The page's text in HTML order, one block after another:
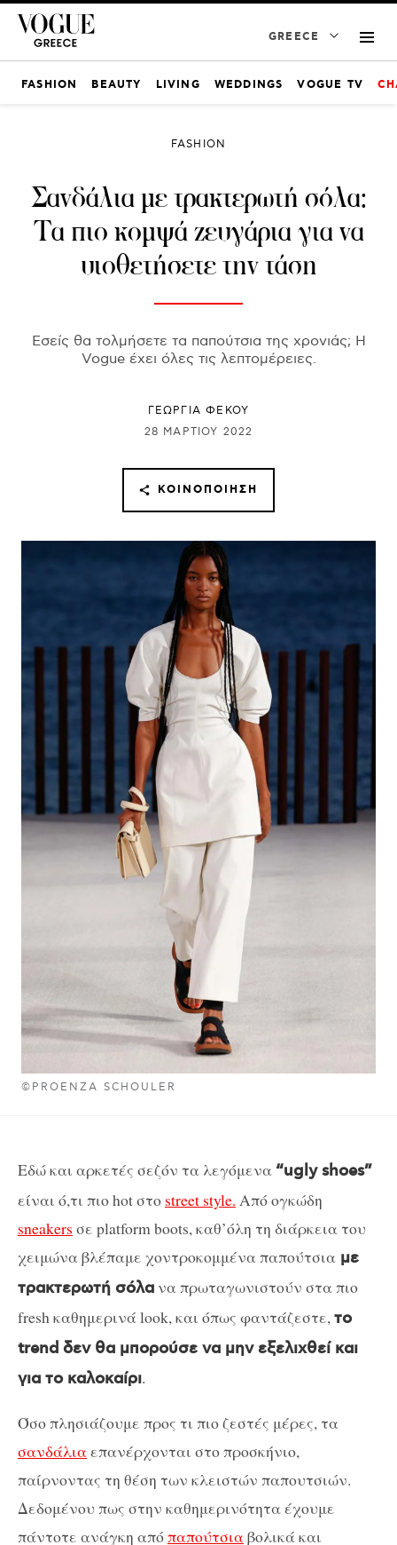
GREECE
FASHION BEAUTY LIVING WEDDINGS VOGUE TV
©PROENZA SCHOULER
FASHION
Σανδάλια με τρακτερωτή σόλα:
Τα πιο κομψά ζευγάρια για να
υιοθετήσετε την τάση
Εσείς θα τολμήσετε τα παπούτσια της χρονιάς; Η
Vogue έχει όλες τις λεπτομέρειες.
ΓΕΩΡΓΙΑ ΦΕΚΟΥ
28 ΜΑΡΤΊΟΥ 2022
ΚΟΙΝΟΠΟΊΗΣΗ
Εδώ και αρκετές σεζόν τα λεγόμενα “ugly shoes”
είναι ό,τι πιο hot στο street style. Από ογκώδη
sneakers σε platform boots, καθ’όλη τη διάρκεια του
χειμώνα βλέπαμε χοντροκομμένα παπούτσια με
τρακτερωτή σόλανα πρωταγωνιστούν στα πιο
fresh καθημερινά look, και όπως φαντάζεστε, το
trend δεν θα μπορούσε να μην εξελιχθεί και
για το καλοκαίρι.
Όσο πλησιάζουμε προς τι πιο ζεστές μέρες, τα
σανδάλιαεπανέρχονται στο προσκήνιο,
παίρνοντας τη θέση των κλειστών παπουτσιών.
Δεδομένου πως στην καθημερινότητα έχουμε
πάντοτε ανάγκη απόπαπούτσιαβολικά και